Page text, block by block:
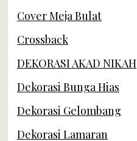
Cover Meja Bulat
Crossback
DEKORASI AKAD NIKAH
Dekorasi Bunga Hias
Dekorasi Gelombang
Dekorasi Lamaran